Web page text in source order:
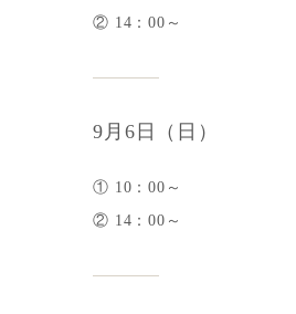
② 14：00～
9月6日（日）
① 10：00～
② 14：00～